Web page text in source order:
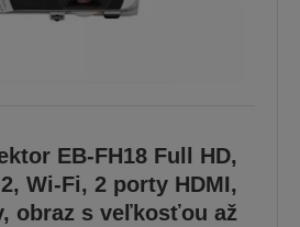
EB-FH18 Full HD,
Wi-Fi, 2 porty HDMI,
obraz s veľkosťou až